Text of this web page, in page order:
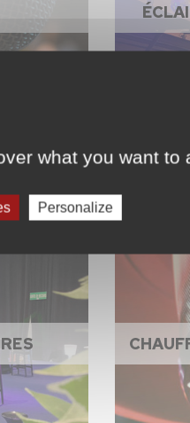
what you want to
Personalize